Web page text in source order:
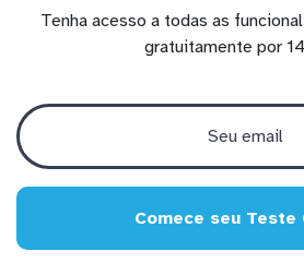
Tenha acesso a todas as
gratuitamente por
Comece seu Teste